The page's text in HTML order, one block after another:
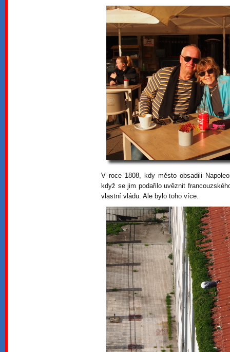
V roce 1808, kdy město obsadili
když se jim podařilo uvěznit
vlastní vládu. Ale bylo toho více.